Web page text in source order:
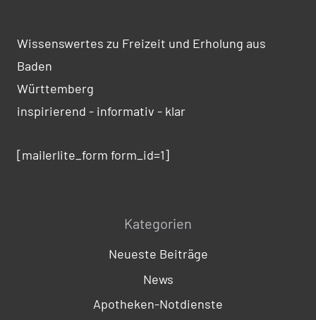
Wissenswertes zu Freizeit und Erholung aus
Baden
Württemberg
inspirierend - informativ - klar
[mailerlite_form form_id=1]
Kategorien
Neueste Beiträge
News
Apotheken-Notdienste